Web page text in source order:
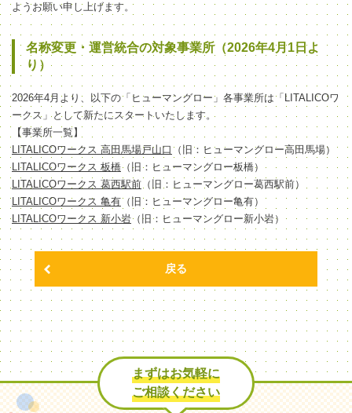
ようお願い申し上げます。
名称変更・運営統合の対象事業所（2026年4月1日よ
り）
2026年4月より、以下の「ヒューマングロー」各事業所は「LITALICOワ
ークス」として新たにスタートいたします。
【事業所一覧】
LITALICOワークス 高田馬場戸山口 （旧：ヒューマングロー高田馬場）
LITALICOワークス 板橋（旧：ヒューマングロー板橋）
LITALICOワークス 葛西駅前 （旧：ヒューマングロー葛西駅前）
LITALICOワークス 亀有（旧：ヒューマングロー亀有）
LITALICOワークス 新小岩（旧：ヒューマングロー新小岩）
戻る
まずはお気軽に
ご相談ください